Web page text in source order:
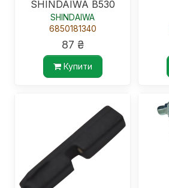
SHINDAIWA В530
SHINDAIWA
6850181340
87 ₴
Купити